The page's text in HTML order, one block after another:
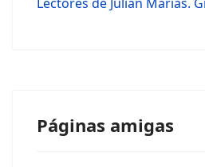
Páginas amigas